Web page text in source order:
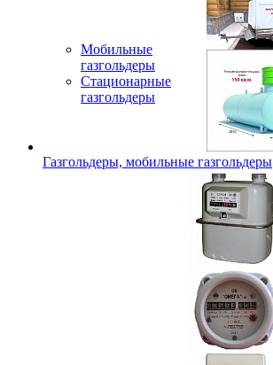
Мобильные
газгольдеры
Стационарные
газгольдеры
Газгольдеры, мобильные газгольдеры